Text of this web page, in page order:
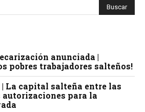
anunciada |
pobres trabajadores salteños!
| La capital salteña entre las
autorizaciones para la